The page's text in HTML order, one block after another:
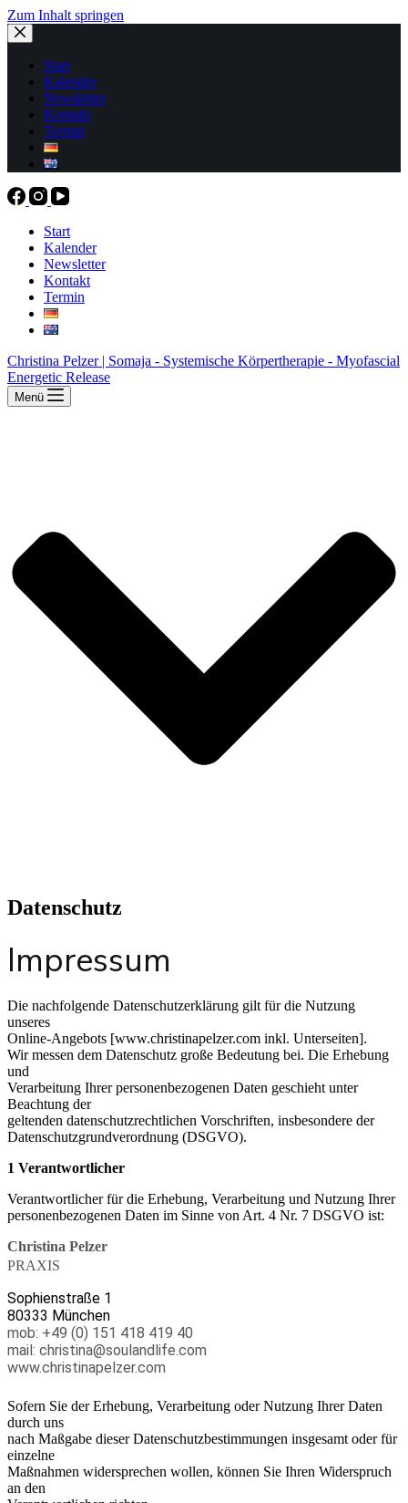
Zum Inhalt springen
Start
Kalender
Newsletter
Kontakt
Termin
Start
Kalender
Newsletter
Kontakt
Termin
Christina Pelzer | Somaja - Systemische Körpertherapie - Myofascial
Energetic Release
Menü
Datenschutz
Impressum
Die nachfolgende Datenschutzerklärung gilt für die Nutzung
unseres
Online-Angebots [www.christinapelzer.com inkl. Unterseiten].
Wir messen dem Datenschutz große Bedeutung bei. Die Erhebung
und
Verarbeitung Ihrer personenbezogenen Daten geschieht unter
Beachtung der
geltenden datenschutzrechtlichen Vorschriften, insbesondere der
Datenschutzgrundverordnung (DSGVO).
1 Verantwortlicher
Verantwortlicher für die Erhebung, Verarbeitung und Nutzung Ihrer
personenbezogenen Daten im Sinne von Art. 4 Nr. 7 DSGVO ist:
Christina Pelzer
PRAXIS
Sophienstraße 1
80333 München
mob: +49 (0) 151 418 419 40
mail: christina@soulandlife.com
www.christinapelzer.com
Sofern Sie der Erhebung, Verarbeitung oder Nutzung Ihrer Daten
durch uns
nach Maßgabe dieser Datenschutzbestimmungen insgesamt oder für
einzelne
Maßnahmen widersprechen wollen, können Sie Ihren Widerspruch
an den